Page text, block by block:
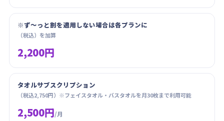
※ず〜っと割を適用しない場合は各プランに
（税込）を加算
2,200円
タオルサブスクリプション
（税込2,750円）※フェイスタオル・バスタオルを月30枚まで利用可能
2,500円/月